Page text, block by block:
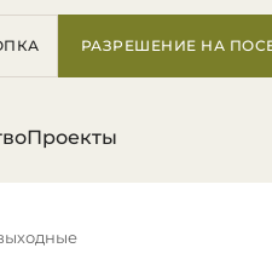
РАЗРЕШЕНИЕ НА
Проекты